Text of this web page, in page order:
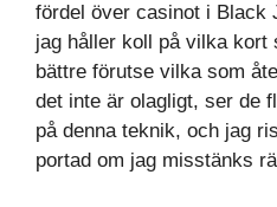
fördel över casinot i Black
jag håller koll på vilka kort
bättre förutse vilka som
det inte är olagligt, ser de
på denna teknik, och jag
portad om jag misstänks